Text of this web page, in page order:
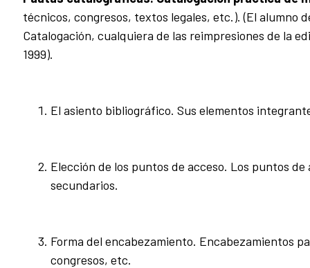
técnicos, congresos, textos legales, etc.). (El alumno
Catalogación, cualquiera de las reimpresiones de la
1999).
El asiento bibliográfico. Sus elementos
Elección de los puntos de acceso. Los puntos
secundarios.
Forma del encabezamiento. Encabezamientos
congresos, etc.